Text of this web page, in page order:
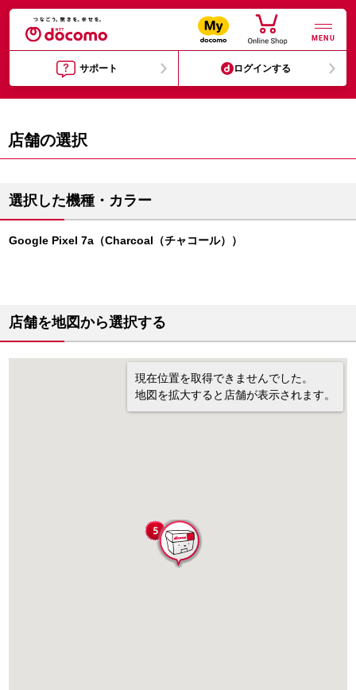
MENU
サポート ログインする
店舗の選択
選択した機種・カラー
Google Pixel 7a（Charcoal（チャコール））
店舗を地図から選択する
現在位置を取得できませんでした。
地図を拡大すると店舗が表示されます。